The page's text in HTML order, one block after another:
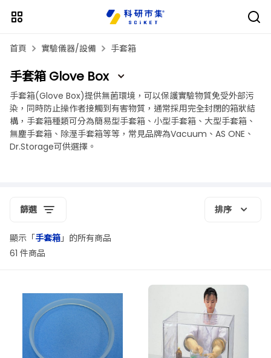
首頁 實驗儀器/設備 手套箱
手套箱 Glove Box
手套箱(Glove Box)提供無菌環境，可以保護實驗物質免受外部污
染，同時防止操作者接觸到有害物質，通常採用完全封閉的箱狀結
構，手套箱種類可分為簡易型手套箱、小型手套箱、大型手套箱、
無塵手套箱、除溼手套箱等等，常見品牌為Vacuum、AS ONE、
Dr.Storage可供選擇。
篩選 排序
顯示「手套箱」的所有商品
61 件商品